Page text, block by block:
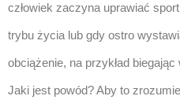
człowiek zaczyna uprawiać
trybu życia lub gdy ostro
obciążenie, na przykład biegając
Jaki jest powód? Aby to